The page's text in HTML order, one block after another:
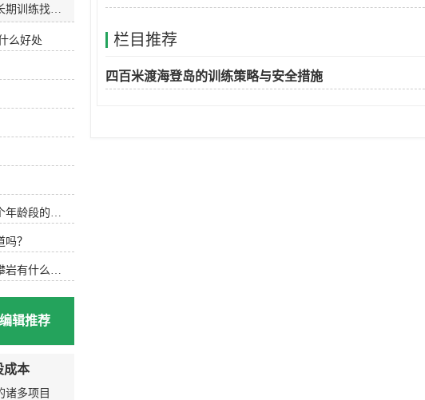
栏目推荐
四百米渡海登岛的训练策略与安全措施
期训练找到
设备。今天
实际水训
以穿防滑
成所需动
徒手运动
运动难
水面积，练
身棒水中
棒不仅可以
通过浮力
难度，非常
强的可塑
摆出各种创
浮力哑铃
健身哑铃也
力，用哑铃
！5.阻力葵
阻力 向日
以增加水的
板打水板
方便的设
阻训练设
么好处
体能训练器材：适合每个年龄段的训练
？
儿童攀岩如何入门？学攀岩有什么好处？带娃攀岩两年的全面经验分享
编辑推荐
成本
诸多项目